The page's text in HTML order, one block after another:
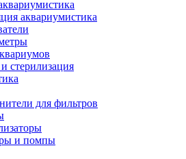
аквариумистика
стерилизация
для фильтров
и помпы